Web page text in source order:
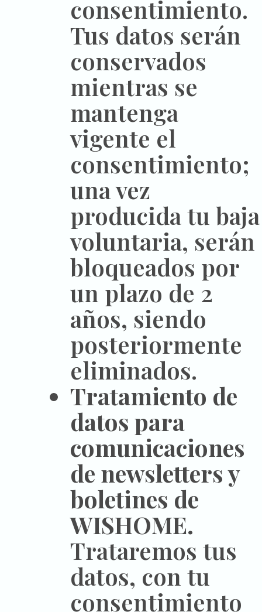
consentimiento.
Tus datos serán
conservados
mientras se
mantenga
vigente el
consentimiento;
una vez
producida tu baja
voluntaria, serán
bloqueados por
un plazo de 2
años, siendo
posteriormente
eliminados.
Tratamiento de
datos para
comunicaciones
de newsletters y
boletines de
WISHOME.
Trataremos tus
datos, con tu
consentimiento